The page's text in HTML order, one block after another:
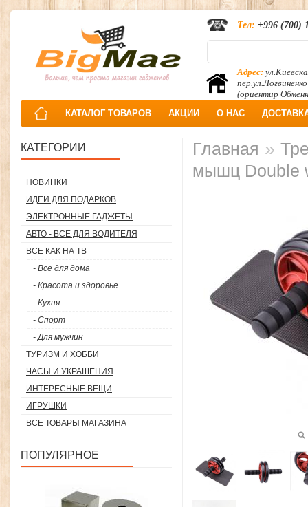
Адрес:
пер.ул.Логвиненко
(ориентир
Тел: +996 (700)
КАТАЛОГ ТОВАРОВ АКЦИИ О НАС
КАТЕГОРИИ
НОВИНКИ
ИДЕИ ДЛЯ ПОДАРКОВ
ЭЛЕКТРОННЫЕ ГАДЖЕТЫ
АВТО - ВСЕ ДЛЯ ВОДИТЕЛЯ
ВСЕ КАК НА ТВ
- Все для дома
- Красота и здоровье
- Кухня
- Спорт
- Для мужчин
ТУРИЗМ И ХОББИ
ЧАСЫ И УКРАШЕНИЯ
ИНТЕРЕСНЫЕ ВЕЩИ
ИГРУШКИ
ВСЕ ТОВАРЫ МАГАЗИНА
ПОПУЛЯРНОЕ
Главная »
мышц Double